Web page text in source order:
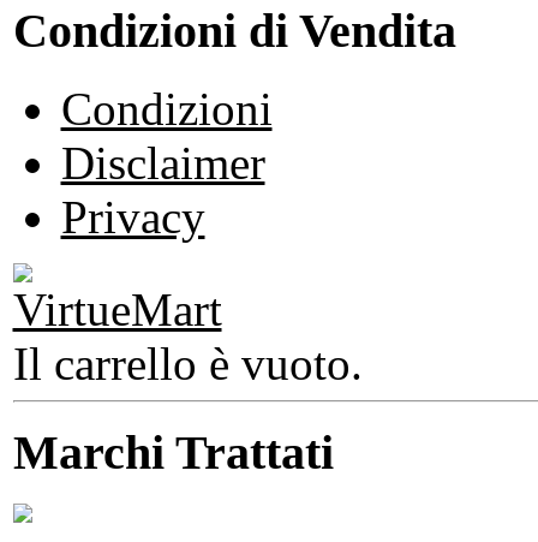
Condizioni di Vendita
Condizioni
Disclaimer
Privacy
Il carrello è vuoto.
Marchi Trattati